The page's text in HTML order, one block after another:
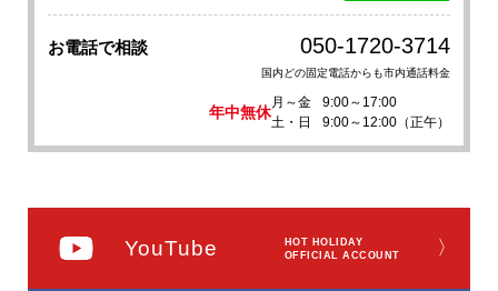
お電話で相談 050-1720-3714
国内どの固定電話からも市内通話料金
年中無休
月～金
9:00～17:00
土・日
9:00～12:00（正午）
YouTube
HOT HOLIDAY
OFFICIAL ACCOUNT
〉